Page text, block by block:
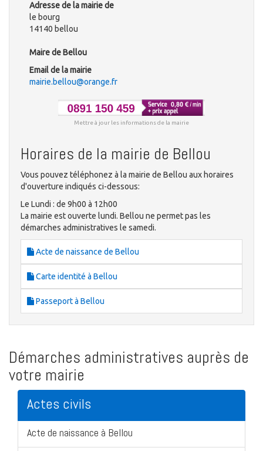
Adresse de la mairie de
le bourg
14140 bellou
Maire de Bellou
Email de la mairie
mairie.bellou@orange.fr
Mettre à jour les informations de la mairie
Horaires de la mairie de Bellou
Vous pouvez téléphonez à la mairie de Bellou aux horaires
d'ouverture indiqués ci-dessous:
Le Lundi : de 9h00 à 12h00
La mairie est ouverte lundi. Bellou ne permet pas les
démarches administratives le samedi.
Acte de naissance de Bellou
Carte identité à Bellou
Passeport à Bellou
Démarches administratives auprès de
votre mairie
Actes civils
Acte de naissance à Bellou